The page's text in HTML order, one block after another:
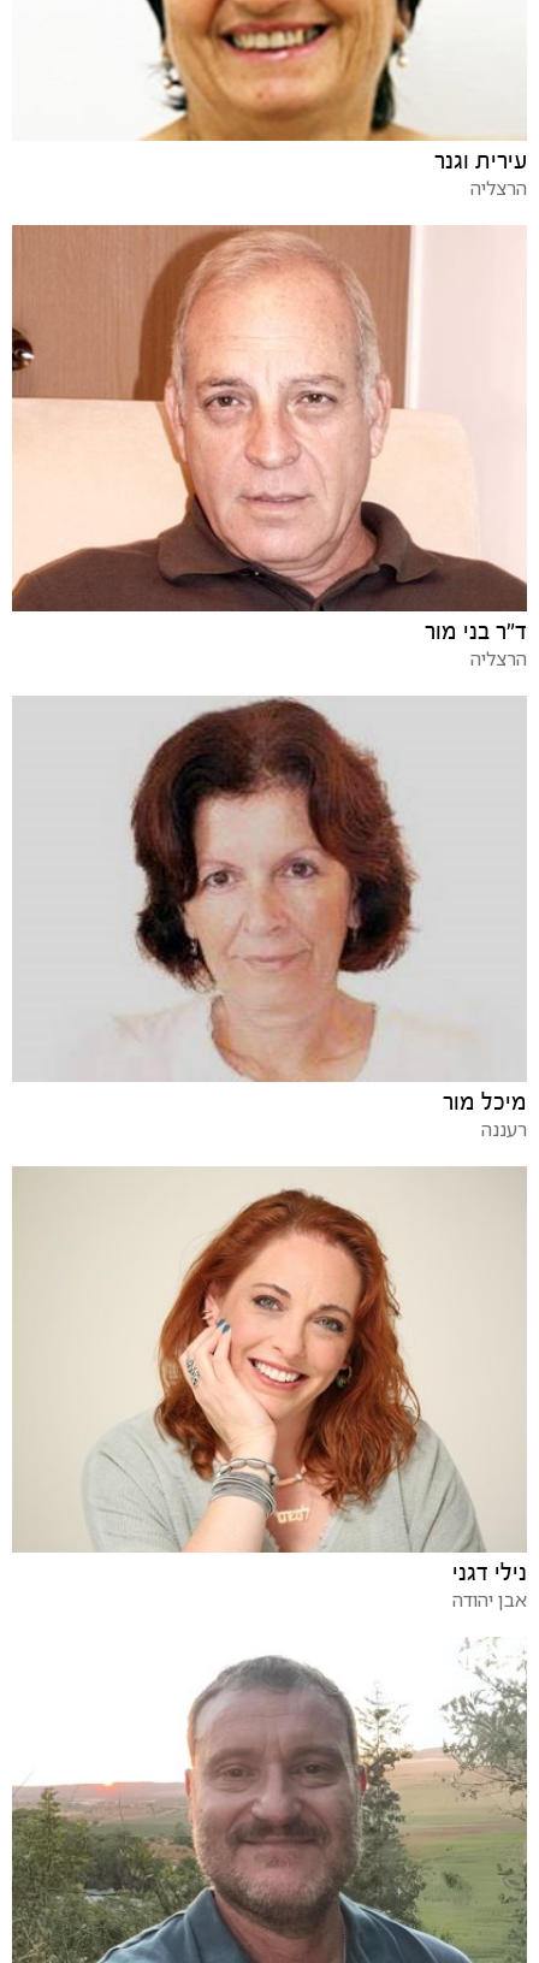
עירית וגנר
הרצליה
ד"ר בני מור
הרצליה
מיכל מור
רעננה
נילי דגני
אבן יהודה